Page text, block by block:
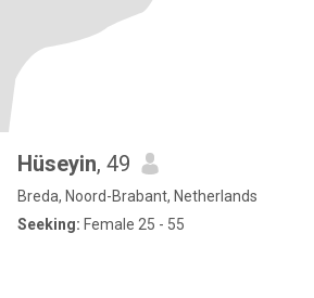
Hüseyin, 49
Breda, Noord-Brabant, Netherlands
Seeking: Female 25 - 55